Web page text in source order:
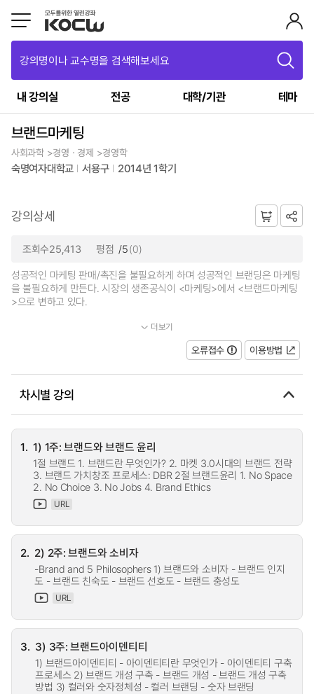
강의명이나 교수명을 검색해보세요
내 강의실 전공 대학/기관 테마
브랜드마케팅
사회과학 >경영ㆍ경제 >경영학
숙명여자대학교 서용구 2014년 1학기
강의상세
조회수25,413 평점 /5(0)
성공적인 마케팅 판매/촉진을 불필요하게 하며 성공적인 브랜딩은 마케팅
을 불필요하게 만든다. 시장의 생존공식이 <마케팅>에서 <브랜드마케팅
>으로 변하고 있다.
더보기
오류접수 이용방법
차시별 강의
1. 1) 1주: 브랜드와 브랜드 윤리
1절 브랜드 1. 브랜드란 무엇인가? 2. 마켓 3.0시대의 브랜드 전략
3. 브랜드 가치창조 프로세스: DBR 2절 브랜드윤리 1. No Space
2. No Choice 3. No Jobs 4. Brand Ethics
URL
2. 2) 2주: 브랜드와 소비자
-Brand and 5 Philosophers 1) 브랜드와 소비자 - 브랜드 인지
도 - 브랜드 친숙도 - 브랜드 선호도 - 브랜드 충성도
URL
3. 3) 3주: 브랜드아이덴티티
1) 브랜드아이덴티티 - 아이덴티티란 무엇인가 - 아이덴티티 구축
프로세스 2) 브랜드 개성 구축 - 브랜드 개성 - 브랜드 개성 구축
방법 3) 컬러와 숫자정체성 - 컬러 브랜딩 - 숫자 브랜딩